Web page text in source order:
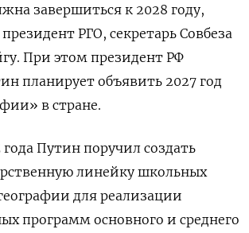
завершиться к 2028 году,
РГО, секретарь Совбеза
При этом президент РФ
планирует объявить 2027 год
в стране.
года Путин поручил создать
линейку школьных
для реализации
программ основного и среднего